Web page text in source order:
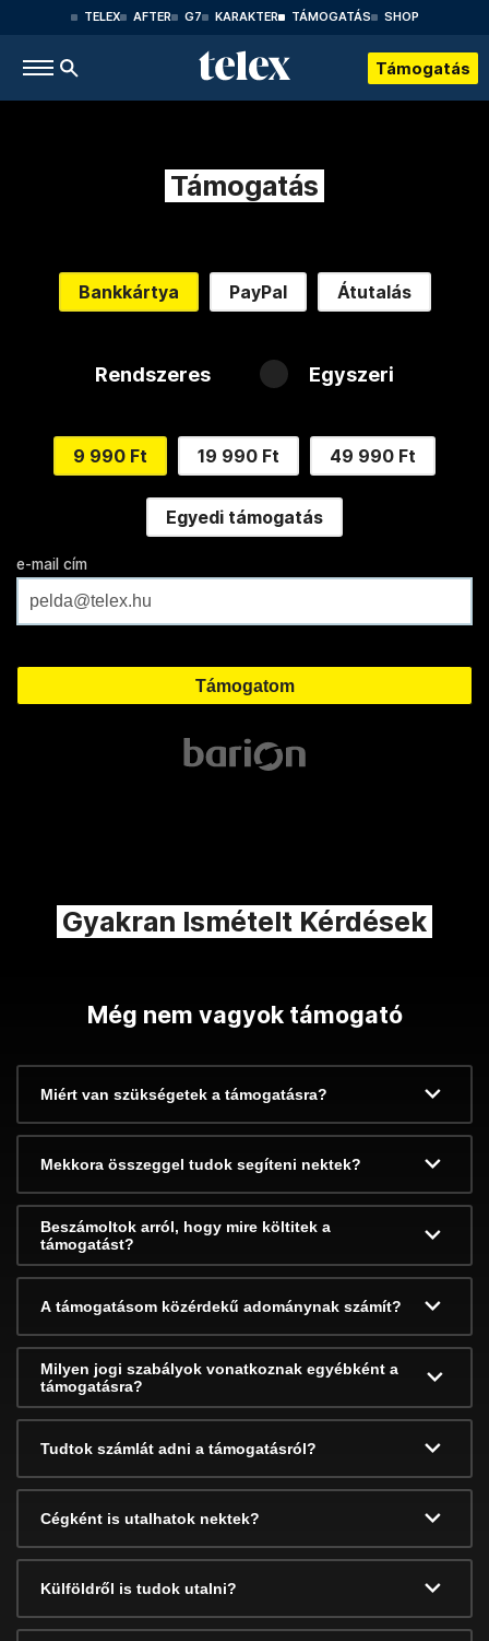
TELEX AFTER G7 KARAKTER TÁMOGATÁS SHOP
Támogatás
Támogatás
Bankkártya PayPal Átutalás
Rendszeres Egyszeri
9 990 Ft 19 990 Ft 49 990 Ft
Egyedi támogatás
e-mail cím
Gyakran Ismételt Kérdések
Még nem vagyok támogató
Miért van szükségetek a támogatásra?
Mekkora összeggel tudok segíteni nektek?
Beszámoltok arról, hogy mire költitek a
támogatást?
A támogatásom közérdekű adománynak számít?
Milyen jogi szabályok vonatkoznak egyébként a
támogatásra?
Tudtok számlát adni a támogatásról?
Cégként is utalhatok nektek?
Külföldről is tudok utalni?